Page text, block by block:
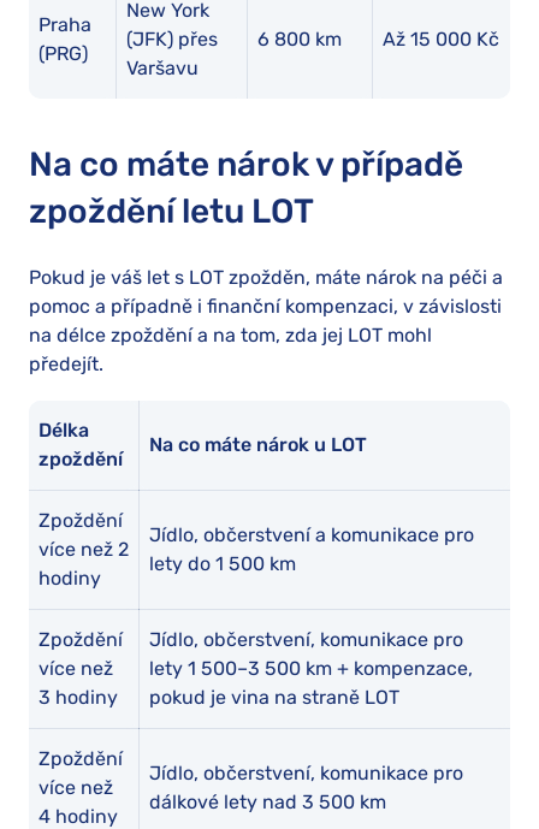
Praha
(PRG)
New York
(JFK) přes
Varšavu
6 800 km Až 15 000 Kč
Na co máte nárok v případě
zpoždění letu LOT
Pokud je váš let s LOT zpožděn, máte nárok na péči a
pomoc a případně i finanční kompenzaci, v závislosti
na délce zpoždění a na tom, zda jej LOT mohl
předejít.
Délka
zpoždění
Na co máte nárok u LOT
Zpoždění
více než 2
hodiny
Jídlo, občerstvení a komunikace pro
lety do 1 500 km
Zpoždění
více než
3 hodiny
Jídlo, občerstvení, komunikace pro
lety 1 500–3 500 km + kompenzace,
pokud je vina na straně LOT
Zpoždění
více než
4 hodiny
Jídlo, občerstvení, komunikace pro
dálkové lety nad 3 500 km